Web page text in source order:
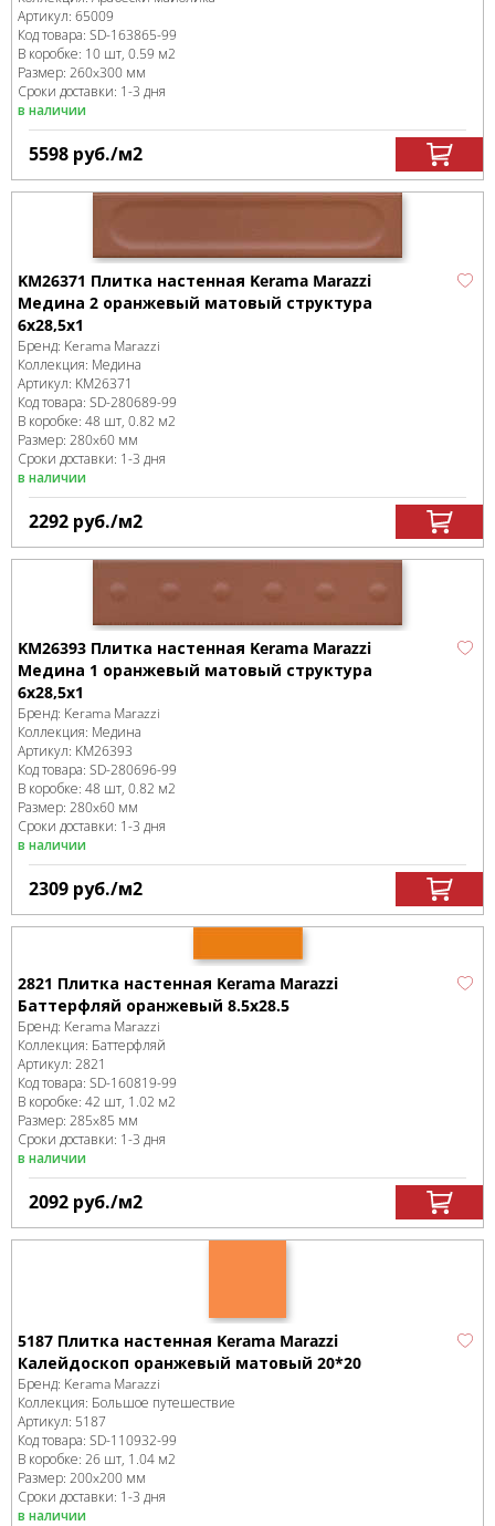
Артикул: 65009
Код товара: SD-163865-99
В коробке: 10 шт, 0.59 м2
Размер: 260x300 мм
Сроки доставки: 1-3 дня
в наличии
5598 руб./м2
KM26371 Плитка настенная Kerama Marazzi
Медина 2 оранжевый матовый структура
6x28,5x1
Бренд: Kerama Marazzi
Коллекция: Медина
Артикул: KM26371
Код товара: SD-280689-99
В коробке: 48 шт, 0.82 м2
Размер: 280x60 мм
Сроки доставки: 1-3 дня
в наличии
2292 руб./м2
KM26393 Плитка настенная Kerama Marazzi
Медина 1 оранжевый матовый структура
6x28,5x1
Бренд: Kerama Marazzi
Коллекция: Медина
Артикул: KM26393
Код товара: SD-280696-99
В коробке: 48 шт, 0.82 м2
Размер: 280x60 мм
Сроки доставки: 1-3 дня
в наличии
2309 руб./м2
2821 Плитка настенная Kerama Marazzi
Баттерфляй оранжевый 8.5х28.5
Бренд: Kerama Marazzi
Коллекция: Баттерфляй
Артикул: 2821
Код товара: SD-160819-99
В коробке: 42 шт, 1.02 м2
Размер: 285x85 мм
Сроки доставки: 1-3 дня
в наличии
2092 руб./м2
5187 Плитка настенная Kerama Marazzi
Калейдоскоп оранжевый матовый 20*20
Бренд: Kerama Marazzi
Коллекция: Большое путешествие
Артикул: 5187
Код товара: SD-110932-99
В коробке: 26 шт, 1.04 м2
Размер: 200x200 мм
Сроки доставки: 1-3 дня
в наличии